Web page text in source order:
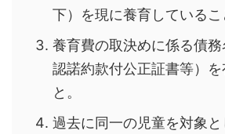
下）を現に養育しているこ
養育費の取決めに係る債
認諾約款付公正証書等）を
と。
過去に同一の児童を対象